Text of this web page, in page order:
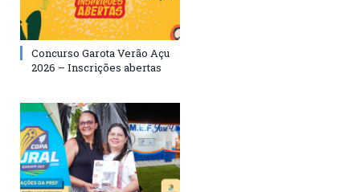
Concurso Garota Verão Açu
2026 – Inscrições abertas